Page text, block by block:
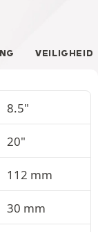
VEILIGHEID
8.5"
20"
112 mm
30 mm